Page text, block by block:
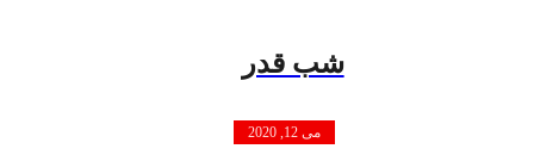
شب قدر
می 12, 2020